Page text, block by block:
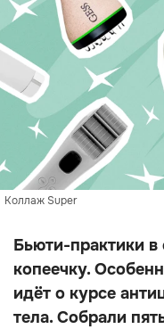
Коллаж Super
Бьюти-практики в
копеечку.
идёт о курсе
тела. Собрали